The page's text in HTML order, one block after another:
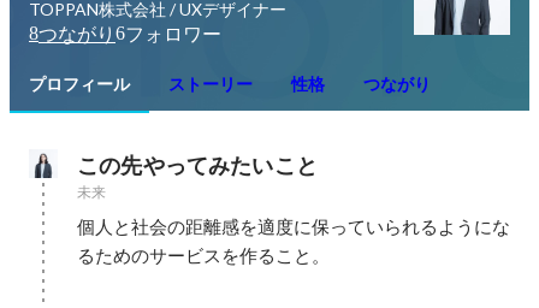
TOPPAN株式会社 / UXデザイナー
8つながり 6フォロワー
プロフィール ストーリー 性格 つながり
この先やってみたいこと
未来
個人と社会の距離感を適度に保っていられるようにな
るためのサービスを作ること。